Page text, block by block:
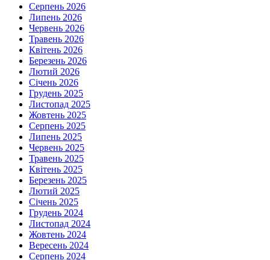
Серпень 2026
Липень 2026
Червень 2026
Травень 2026
Квітень 2026
Березень 2026
Лютий 2026
Січень 2026
Грудень 2025
Листопад 2025
Жовтень 2025
Серпень 2025
Липень 2025
Червень 2025
Травень 2025
Квітень 2025
Березень 2025
Лютий 2025
Січень 2025
Грудень 2024
Листопад 2024
Жовтень 2024
Вересень 2024
Серпень 2024